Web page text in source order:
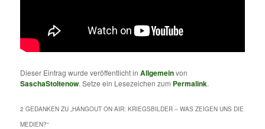
Dieser Eintrag wurde veröffentlicht inAllgemeinvon
SaschaStoltenow. Setze ein Lesezeichen zum Permalink.
2 GEDANKEN ZU „HANGOUT ON AIR: KRIEGSBILDER – WAS ZEIGEN UNS DIE
MEDIEN?“